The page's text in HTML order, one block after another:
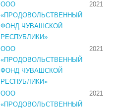
ООО
«ПРОДОВОЛЬСТВЕННЫЙ
ФОНД ЧУВАШСКОЙ
РЕСПУБЛИКИ»
2021
ООО
«ПРОДОВОЛЬСТВЕННЫЙ
ФОНД ЧУВАШСКОЙ
РЕСПУБЛИКИ»
2021
ООО
«ПРОДОВОЛЬСТВЕННЫЙ
2021